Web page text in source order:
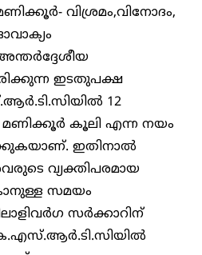
വിശ്രമം,വിനോദം,
ഇടതുപക്ഷ
12
മണിക്കൂർ കൂലി എന്ന നയം
ഇതിനാൽ
വ്യക്തിപരമായ
സമയം
സർക്കാറിന്